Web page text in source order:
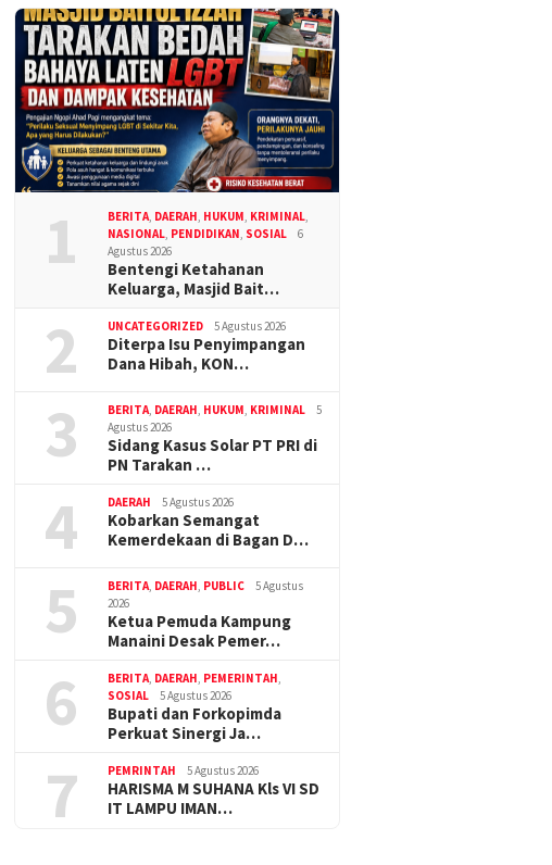
1 BERITA, DAERAH, HUKUM, KRIMINAL,
NASIONAL, PENDIDIKAN, SOSIAL
6
Agustus 2026
Bentengi Ketahanan
Keluarga, Masjid Bait…
2 UNCATEGORIZED 5 Agustus 2026
Diterpa Isu Penyimpangan
Dana Hibah, KON…
3 BERITA, DAERAH, HUKUM, KRIMINAL
5
Agustus 2026
Sidang Kasus Solar PT PRI di
PN Tarakan …
4 DAERAH 5 Agustus 2026
Kobarkan Semangat
Kemerdekaan di Bagan D…
5 BERITA, DAERAH, PUBLIC
5 Agustus
2026
Ketua Pemuda Kampung
Manaini Desak Pemer…
6 BERITA, DAERAH, PEMERINTAH,
SOSIAL
5 Agustus 2026
Bupati dan Forkopimda
Perkuat Sinergi Ja…
7 PEMRINTAH 5 Agustus 2026
HARISMA M SUHANA Kls VI SD
IT LAMPU IMAN…